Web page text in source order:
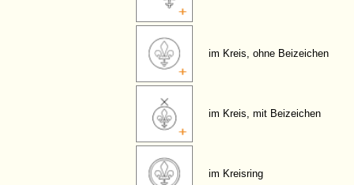
im Kreis, ohne Beizeichen
im Kreis, mit Beizeichen
im Kreisring